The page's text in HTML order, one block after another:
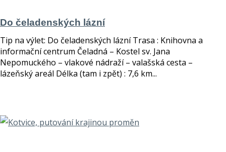
Do čeladenských lázní
Tip na výlet: Do čeladenských lázní Trasa : Knihovna a
informační centrum Čeladná – Kostel sv. Jana
Nepomuckého – vlakové nádraží – valašská cesta –
lázeňský areál Délka (tam i zpět) : 7,6 km...